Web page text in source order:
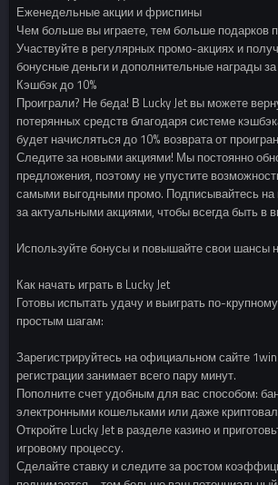
Еженедельные акции и фриспины
Чем больше вы играете, тем больше подарков
Участвуйте в регулярных промо-акциях и
бонусные деньги и дополнительные награды за
Кэшбэк до 10%
Проиграли? Не беда! В Lucky Jet вы можете
потерянных средств благодаря системе
будет начисляться до 10% возврата от
Следите за новыми акциями! Мы постоянно
предложения, поэтому не упустите
самыми выгодными промо. Подписывайтесь на
за актуальными акциями, чтобы всегда быть в
Используйте бонусы и повышайте свои шансы
Как начать играть в Lucky Jet
Готовы испытать удачу и выиграть по-
простым шагам:
Зарегистрируйтесь на официальном сайте
регистрации занимает всего пару минут.
Пополните счет удобным для вас способом:
электронными кошельками или даже
Откройте Lucky Jet в разделе казино и
игровому процессу.
Сделайте ставку и следите за ростом